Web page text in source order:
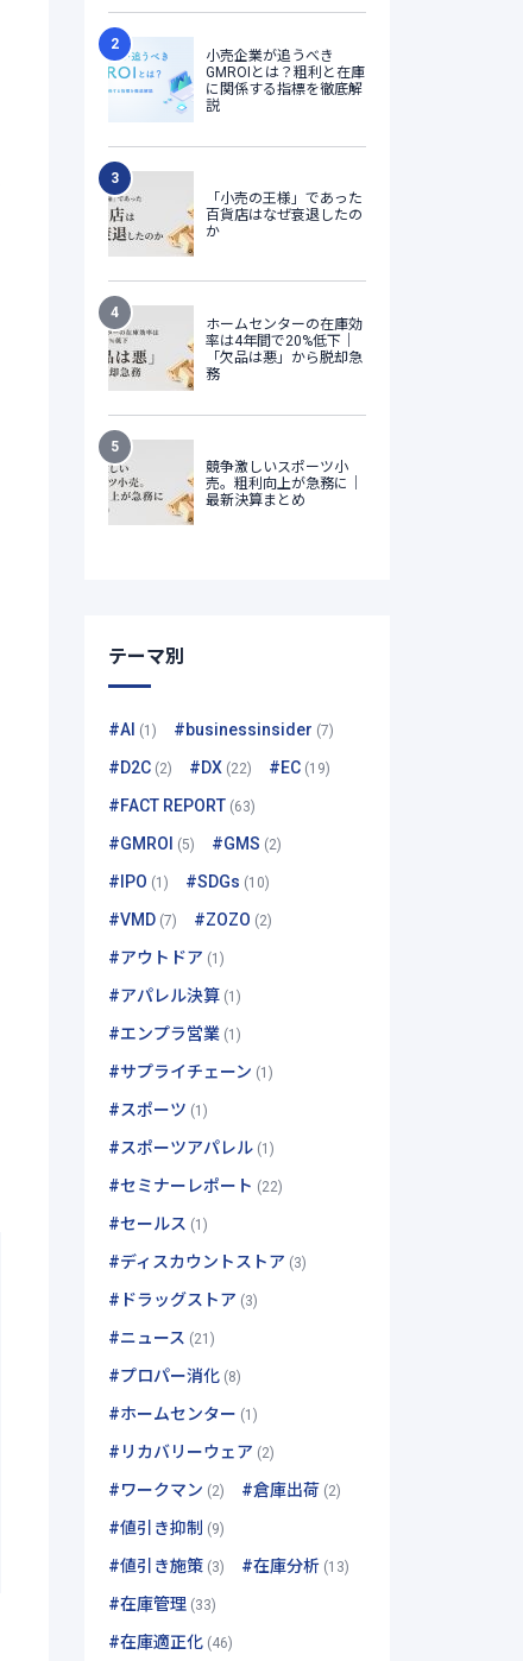
テーマ別
#AI (1) #businessinsider (7)
#D2C(2) #DX(22) #EC(19)
#FACT REPORT (63)
#GMROI (5) #GMS (2)
#IPO (1) #SDGs (10)
#VMD(7) #ZOZO (2)
#アウトドア (1)
#アパレル決算(1)
#エンプラ営業(1)
#サプライチェーン (1)
#スポーツ (1)
#スポーツアパレル(1)
#セミナーレポート (22)
#セールス (1)
#ディスカウントストア (3)
#ドラッグストア (3)
#ニュース (21)
#プロパー消化(8)
#ホームセンター (1)
#リカバリーウェア (2)
#ワークマン (2) #倉庫出荷 (2)
#値引き抑制 (9)
#値引き施策(3) #在庫分析(13)
#在庫管理(33)
#在庫適正化(46)